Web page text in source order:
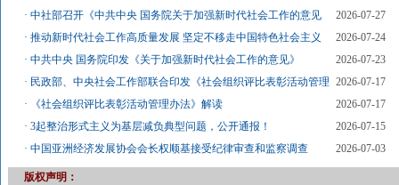
·中社部召开《中共中央 国务院关于加强新时代社会工作的意见
2026-07-27
·推动新时代社会工作高质量发展 坚定不移走中国特色社会主义
2026-07-24
·中共中央 国务院印发《关于加强新时代社会工作的意见》
2026-07-23
· 民政部、中央社会工作部联合印发《社会组织评比表彰活动管理
2026-07-17
·
《社会组织评比表彰活动管理办法》解读
2026-07-17
·3起整治形式主义为基层减负典型问题，公开通报！
2026-07-15
·中国亚洲经济发展协会会长权顺基接受纪律审查和监察调查 2026-07-03
版权声明：